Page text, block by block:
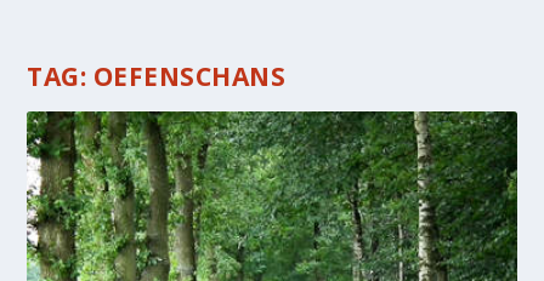
TAG: OEFENSCHANS